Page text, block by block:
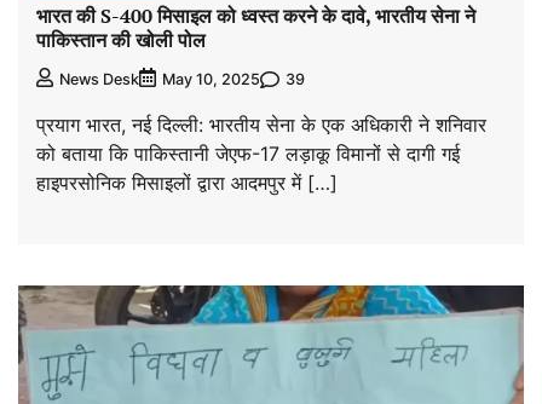
भारत की S-400 मिसाइल को ध्वस्त करने के दावे, भारतीय सेना ने
पाकिस्तान की खोली पोल
News Desk May 10, 2025 39
प्रयाग भारत, नई दिल्ली: भारतीय सेना के एक अधिकारी ने शनिवार
को बताया कि पाकिस्तानी जेएफ-17 लड़ाकू विमानों से दागी गई
हाइपरसोनिक मिसाइलों द्वारा आदमपुर में […]